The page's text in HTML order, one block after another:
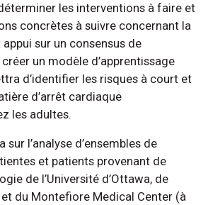
les interventions à faire et
concrètes à suivre concernant la
sur un consensus de
un modèle d’apprentissage
d’identifier les risques à court et
d’arrêt cardiaque
les adultes.
l’analyse d’ensembles de
et patients provenant de
de l’Université d’Ottawa, de
et du Montefiore Medical Center (à